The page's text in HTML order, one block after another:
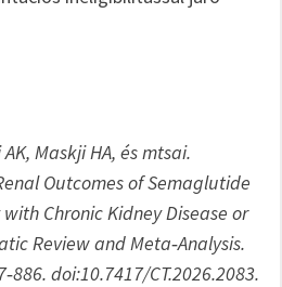
Maskji HA, és mtsai.
Outcomes of Semaglutide
Chronic Kidney Disease or
Review and Meta‑Analysis.
doi:10.7417/CT.2026.2083.